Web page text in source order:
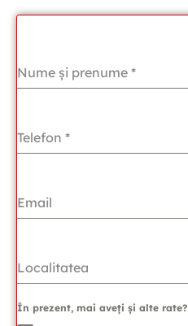
Nume și prenume *
Telefon *
Email
Localitatea
În prezent, mai aveți și alte rate?